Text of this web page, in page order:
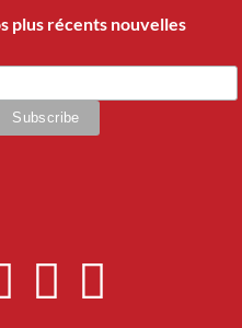
plus récents nouvelles